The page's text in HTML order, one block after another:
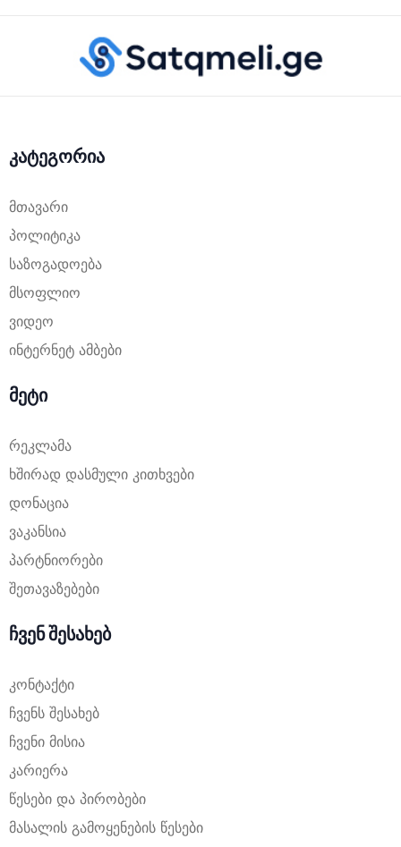
კატეგორია
მთავარი
პოლიტიკა
საზოგადოება
მსოფლიო
ვიდეო
ინტერნეტ ამბები
მეტი
რეკლამა
ხშირად დასმული კითხვები
დონაცია
ვაკანსია
პარტნიორები
შეთავაზებები
ჩვენ შესახებ
კონტაქტი
ჩვენს შესახებ
ჩვენი მისია
კარიერა
წესები და პირობები
მასალის გამოყენების წესები